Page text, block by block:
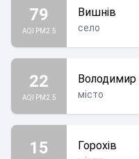
79
AQI PM2.5
Вишнів
село
22
AQI PM2.5
Володимир
місто
15 Горохів